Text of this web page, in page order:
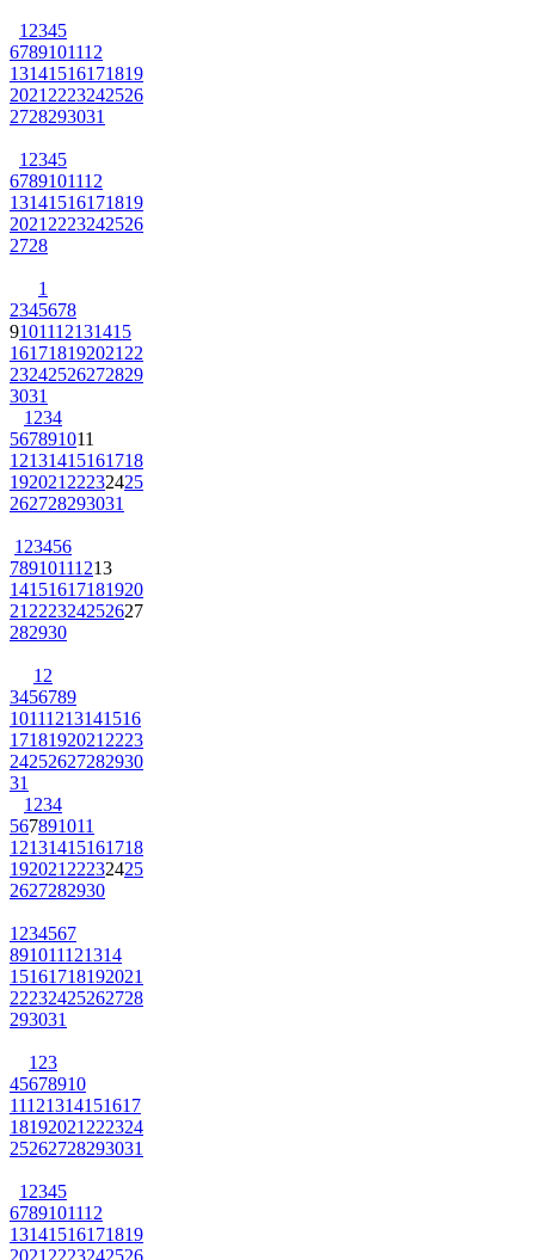
1 2345
6789101112
13141516171819
2021 2223242526
2728293031
1 2345
6789101112
13141516171819
2021 2223242526
2728
1
2345678
9101112131415
161718192021 22
23242526272829
3031
1 234
567891011
12131415161718
192021 22232425
262728293031
1 23456
78910111213
14151617181920
21 222324252627
282930
1 2
3456789
10111213141516
1718192021 2223
24252627282930
31
1 234
567891011
12131415161718
192021 22232425
2627282930
1 234567
891011121314
15161718192021
22232425262728
293031
1 23
45678910
11121314151617
18192021 222324
25262728293031
1 2345
6789101112
13141516171819
2021 2223242526